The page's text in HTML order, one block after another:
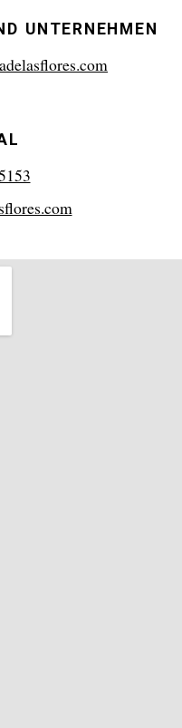
UNTERNEHMEN